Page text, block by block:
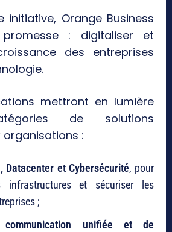
Orange Business
: digitaliser et
des entreprises
mettront en lumière
de solutions
:
Datacenter et Cybersécurité, pour
infrastructures et sécuriser les
;
unifiée et de